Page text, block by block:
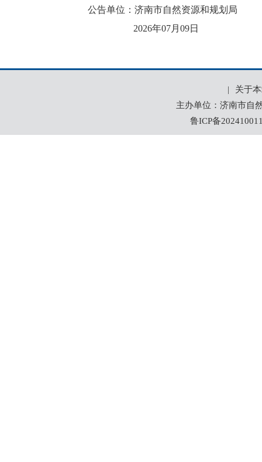
公告单位：济南市自然资源和规划局
2026年07月09日
|
关于
主办单位：济南市自
鲁ICP备